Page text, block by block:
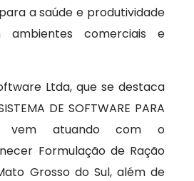
a saúde e produtividade
ambientes comerciais e
Ltda, que se destaca
DE SOFTWARE PARA
vem atuando com o
Formulação de Ração
Grosso do Sul, além de